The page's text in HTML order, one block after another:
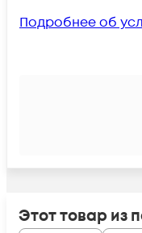
Подробнее об
Этот товар из